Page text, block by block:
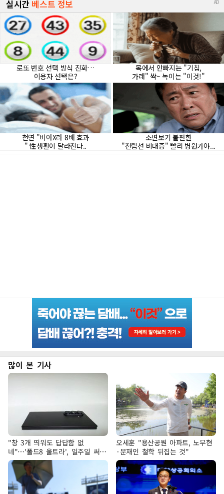
많이 본 기사
"창 3개 띄워도 답답함 없
네"…'폴드8 울트라', 일주일 써보
니
오세훈 "용산공원 아파트, 노무현
·문재인 철학 뒤집는 것"